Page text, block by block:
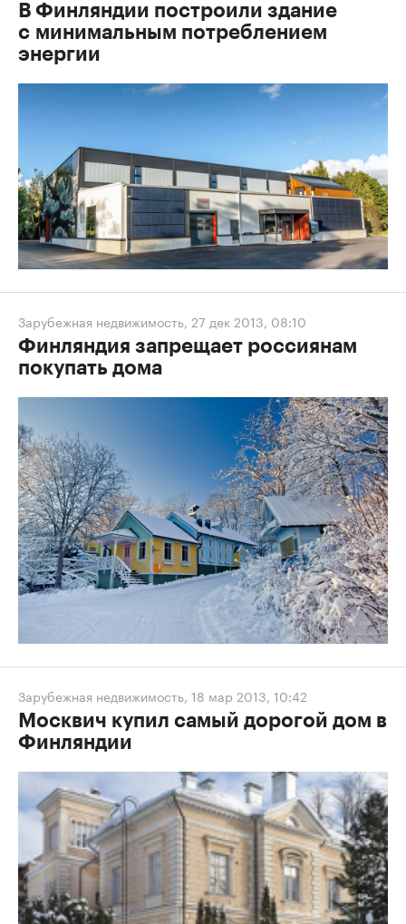
В Финляндии построили здание
с минимальным потреблением
энергии
Зарубежная недвижимость, 27 дек 2013, 08:10
Финляндия запрещает россиянам
покупать дома
Зарубежная недвижимость, 18 мар 2013, 10:42
Москвич купил самый дорогой дом в
Финляндии